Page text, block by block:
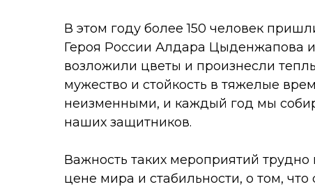
В этом году более 150 человек
Героя России Алдара Цыденжапова
возложили цветы и произнесли
мужество и стойкость в тяжелые
неизменными, и каждый год мы
наших защитников.
Важность таких мероприятий
цене мира и стабильности, о том,